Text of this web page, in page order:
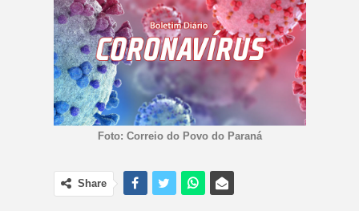
Foto: Correio do Povo do Paraná
Share